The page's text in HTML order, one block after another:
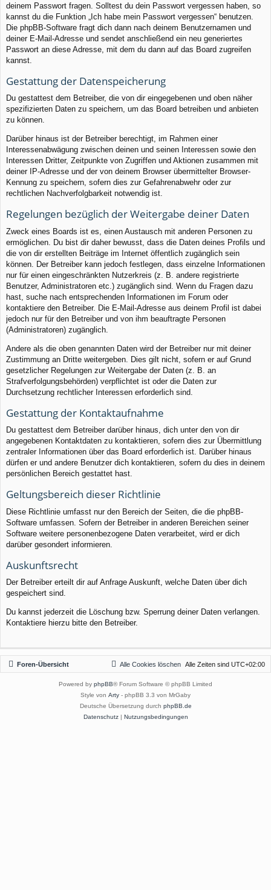
deinem Passwort fragen. Solltest du dein Passwort vergessen haben, so
kannst du die Funktion „Ich habe mein Passwort vergessen“ benutzen.
Die phpBB-Software fragt dich dann nach deinem Benutzernamen und
deiner E-Mail-Adresse und sendet anschließend ein neu generiertes
Passwort an diese Adresse, mit dem du dann auf das Board zugreifen
kannst.
Gestattung der Datenspeicherung
Du gestattest dem Betreiber, die von dir eingegebenen und oben näher
spezifizierten Daten zu speichern, um das Board betreiben und anbieten
zu können.
Darüber hinaus ist der Betreiber berechtigt, im Rahmen einer
Interessenabwägung zwischen deinen und seinen Interessen sowie den
Interessen Dritter, Zeitpunkte von Zugriffen und Aktionen zusammen mit
deiner IP-Adresse und der von deinem Browser übermittelter Browser-
Kennung zu speichern, sofern dies zur Gefahrenabwehr oder zur
rechtlichen Nachverfolgbarkeit notwendig ist.
Regelungen bezüglich der Weitergabe deiner Daten
Zweck eines Boards ist es, einen Austausch mit anderen Personen zu
ermöglichen. Du bist dir daher bewusst, dass die Daten deines Profils und
die von dir erstellten Beiträge im Internet öffentlich zugänglich sein
können. Der Betreiber kann jedoch festlegen, dass einzelne Informationen
nur für einen eingeschränkten Nutzerkreis (z. B. andere registrierte
Benutzer, Administratoren etc.) zugänglich sind. Wenn du Fragen dazu
hast, suche nach entsprechenden Informationen im Forum oder
kontaktiere den Betreiber. Die E-Mail-Adresse aus deinem Profil ist dabei
jedoch nur für den Betreiber und von ihm beauftragte Personen
(Administratoren) zugänglich.
Andere als die oben genannten Daten wird der Betreiber nur mit deiner
Zustimmung an Dritte weitergeben. Dies gilt nicht, sofern er auf Grund
gesetzlicher Regelungen zur Weitergabe der Daten (z. B. an
Strafverfolgungsbehörden) verpflichtet ist oder die Daten zur
Durchsetzung rechtlicher Interessen erforderlich sind.
Gestattung der Kontaktaufnahme
Du gestattest dem Betreiber darüber hinaus, dich unter den von dir
angegebenen Kontaktdaten zu kontaktieren, sofern dies zur Übermittlung
zentraler Informationen über das Board erforderlich ist. Darüber hinaus
dürfen er und andere Benutzer dich kontaktieren, sofern du dies in deinem
persönlichen Bereich gestattet hast.
Geltungsbereich dieser Richtlinie
Diese Richtlinie umfasst nur den Bereich der Seiten, die die phpBB-
Software umfassen. Sofern der Betreiber in anderen Bereichen seiner
Software weitere personenbezogene Daten verarbeitet, wird er dich
darüber gesondert informieren.
Auskunftsrecht
Der Betreiber erteilt dir auf Anfrage Auskunft, welche Daten über dich
gespeichert sind.
Du kannst jederzeit die Löschung bzw. Sperrung deiner Daten verlangen.
Kontaktiere hierzu bitte den Betreiber.
Foren-Übersicht Alle Zeiten sind UTC+02:00
Alle Cookies löschen
Powered by phpBB® Forum Software © phpBB Limited
Style von Arty - phpBB 3.3 von MrGaby
Deutsche Übersetzung durch phpBB.de
Datenschutz| Nutzungsbedingungen